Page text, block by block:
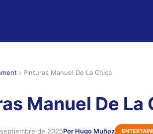
› Pinturas Manuel De La Chica
Manuel De La
de 2025Por Hugo Muñoz